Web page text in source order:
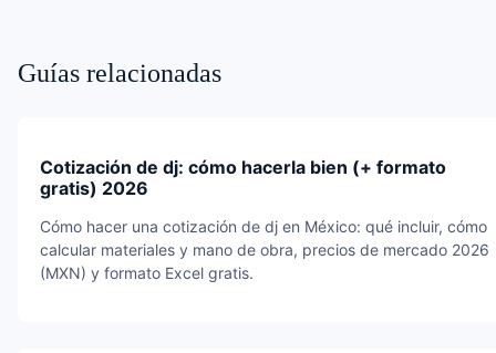
Guías relacionadas
Cotización de dj: cómo hacerla bien (+ formato
gratis) 2026
Cómo hacer una cotización de dj en México: qué incluir, cómo
calcular materiales y mano de obra, precios de mercado 2026
(MXN) y formato Excel gratis.